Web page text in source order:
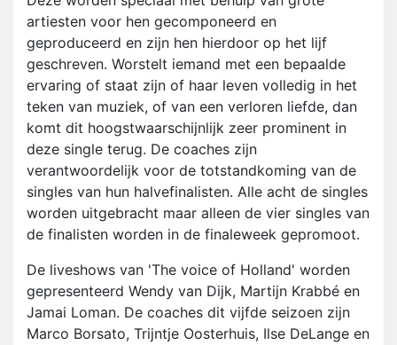
artiesten voor hen gecomponeerd en
geproduceerd en zijn hen hierdoor op het lijf
geschreven. Worstelt iemand met een bepaalde
ervaring of staat zijn of haar leven volledig in het
teken van muziek, of van een verloren liefde, dan
komt dit hoogstwaarschijnlijk zeer prominent in
deze single terug. De coaches zijn
verantwoordelijk voor de totstandkoming van de
singles van hun halvefinalisten. Alle acht de singles
worden uitgebracht maar alleen de vier singles van
de finalisten worden in de finaleweek gepromoot.
De liveshows van 'The voice of Holland' worden
gepresenteerd Wendy van Dijk, Martijn Krabbé en
Jamai Loman. De coaches dit vijfde seizoen zijn
Marco Borsato, Trijntje Oosterhuis, Ilse DeLange en